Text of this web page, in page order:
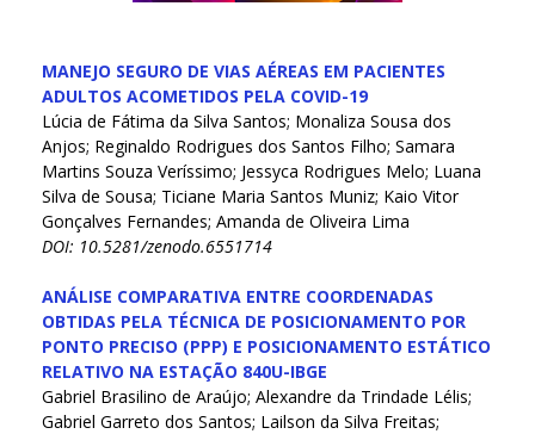
MANEJO SEGURO DE VIAS AÉREAS EM PACIENTES
ADULTOS ACOMETIDOS PELA COVID-19
Lúcia de Fátima da Silva Santos; Monaliza Sousa dos
Anjos; Reginaldo Rodrigues dos Santos Filho; Samara
Martins Souza Veríssimo; Jessyca Rodrigues Melo; Luana
Silva de Sousa; Ticiane Maria Santos Muniz; Kaio Vitor
Gonçalves Fernandes; Amanda de Oliveira Lima
DOI: 10.5281/zenodo.6551714
ANÁLISE COMPARATIVA ENTRE COORDENADAS
OBTIDAS PELA TÉCNICA DE POSICIONAMENTO POR
PONTO PRECISO (PPP) E POSICIONAMENTO ESTÁTICO
RELATIVO NA ESTAÇÃO 840U-IBGE
Gabriel Brasilino de Araújo; Alexandre da Trindade Lélis;
Gabriel Garreto dos Santos; Lailson da Silva Freitas;